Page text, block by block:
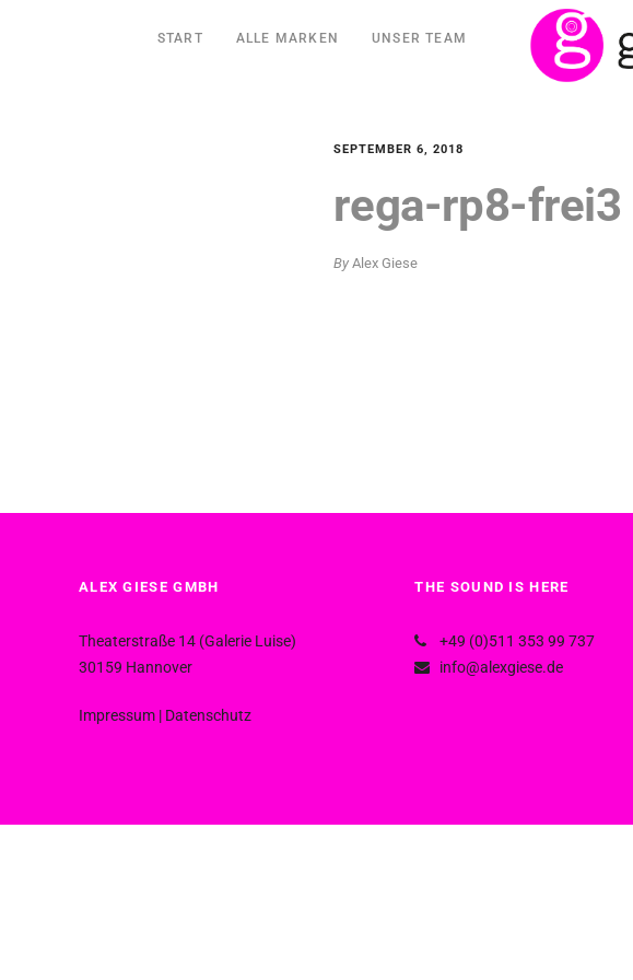
START ALLE MARKEN UNSER TEAM
SEPTEMBER 6, 2018
rega-rp8-frei3
ByAlex Giese
ALEX GIESE GMBH
Theaterstraße 14 (Galerie Luise)
30159 Hannover
Impressum| Datenschutz
THE SOUND IS HERE
+49 (0)511 353 99 737
info@alexgiese.de